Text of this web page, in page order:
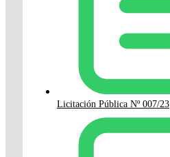
Licitación Pública Nº 007/23